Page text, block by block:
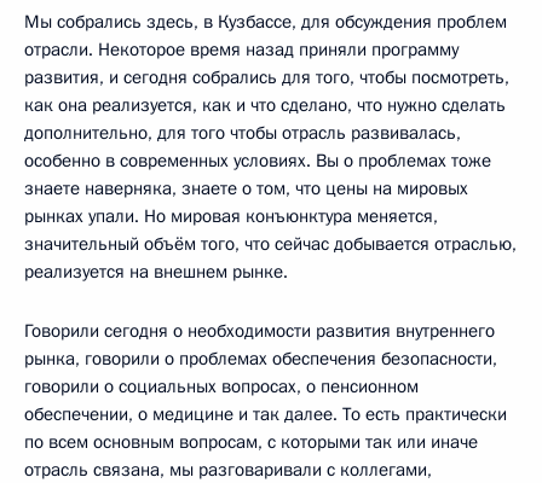
Мы собрались здесь, в Кузбассе, для обсуждения проблем
отрасли. Некоторое время назад приняли программу
развития, и сегодня собрались для того, чтобы посмотреть,
как она реализуется, как и что сделано, что нужно сделать
дополнительно, для того чтобы отрасль развивалась,
особенно в современных условиях. Вы о проблемах тоже
знаете наверняка, знаете о том, что цены на мировых
рынках упали. Но мировая конъюнктура меняется,
значительный объём того, что сейчас добывается отраслью,
реализуется на внешнем рынке.
Говорили сегодня о необходимости развития внутреннего
рынка, говорили о проблемах обеспечения безопасности,
говорили о социальных вопросах, о пенсионном
обеспечении, о медицине и так далее. То есть практически
по всем основным вопросам, с которыми так или иначе
отрасль связана, мы разговаривали с коллегами,